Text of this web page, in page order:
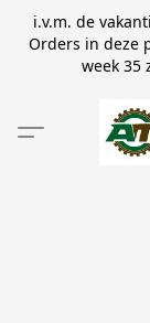
i.v.m. de
Orders in deze
week 35